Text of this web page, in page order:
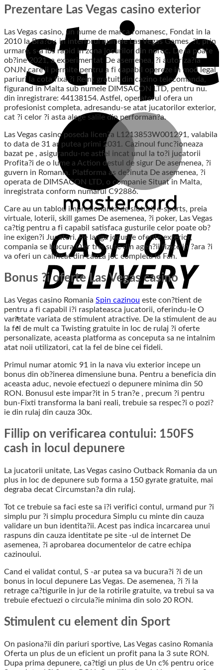
Prezentare Las Vegas casino exterior
Las Vegas casino, un nume de marca romanesc, Fondat in la
2010 la Bra?ov, in interiorul numele Las Vegas Games, ?i, prin
urmare, s-a lbs rapid in zona jocurilor din noroc. De la poate
ob?ine 2021, a experimentat De asemenea, ?i autoriza?ia
ONJN care ii permite pentru a fi capabil opereze in mod legal
pariuri la cota fixa ?i Reint gratuit din cazino telecomanda,
figurand in Malta sub numele DIMSACON LTD, pentru nu.
din inregistrare: 44138154. Astfel, operatorul ofera un
profesionist completa, adresandu-se atat jucatorilor exterior,
cat ?i celor ?i asta alege salile din performan?a.
Las Vegas casino poseda licen?a L1213853W001291, valabila
to data de 31 ar putea primi 2031. Cazinoul func?ioneaza
bazat pe , asigurandu-ne astfel incat unul la to?i jucatorii
Profita?i de o lume a Action destul de sigur De asemenea, ?i
guvern in Romania. Platforma as de?inuta De asemenea, ?i
operata de DIMSACON LTD, o companie Situat in Malta,
inregistrata conform numarul C92886.
Care au un tablou impresionanta de sloturi, e-sports, preia
virtuale, loterii, skill games De asemenea, ?i poker, Las Vegas
ca?tig pentru a fi capabil satisfaca gusturile celor poate ob?
ine exigen?i Jucatori. Pe langa jocurile oferite exterior,
compania se bucura O’er trei sute din agen?ii fizice in ?ara ?i
va oferi un calificat din cauza joc completa la Fan.
Bonus ?i oferte Las Vegas casino
Las Vegas casino Romania Spin cazinou este con?tient de
pentru a fi capabil i?i rasplateasca jucatorii, oferindu-le O
varietate variata de stimulent atractive. De la stimulent de au
la fel de mult ca Twisting gratuite in loc de rulaj ?i oferte
personalizate, aceasta platforma as conceputa sa ne intalnim
atat noii utilizatori, cat la fel de bine cei fideli.
Primul numar atomic 91 in la nava viu exterior incepe un
bonus din ob?inerea dimensiune buna. Pentru a beneficia din
aceasta aduc, nevoie efectuezi o depunere minima din 50
RON. Bonusul este impar?it in 5 tran?e , precum ?i pentru
bun-Fixti transforma la bani reali, trebuie sa respec?i o pozi?
ie din rulaj din cauza 30x.
Fillip on verificarea contului: 150FS
cash in locul depunere
La jucatorii unitate, Las Vegas casino Outback Romania da un
plus in loc de depunere sub forma a 150 gyrate gratuite, mai
degraba decat Circumstan?a din rulaj.
Tot ce trebuie sa faci este sa i?i verifici contul, urmand pur ?i
simplu pur ?i simplu procedura Simplu cu minte din cauza
validare un bun identita?ii. Acest pas indica incarcarea unui
raspuns din cauza identitate pe site -ul de internet De
asemenea, ?i aprobarea documentelor de catre echipa
cazinoului.
Cand ei validat contul, S -ar putea sa va bucura?i ?i de un
bonus in locul depunere Las Vegas. De asemenea, ?i ?i la
retrage ca?tigurile in jur de la rotirile gratuite, va trebui sa va
trebuie efectuezi o circula?ie minima din solo 20 RON.
Stimulent cu element din Sport
On pasiona?ii din pariuri sportive, Las Vegas casino Romania
Oferta un plus de un eficient un profit pana la 3 sute RON.
Dupa prima depunere, ca?tigi un plus de Un c% pentru orice